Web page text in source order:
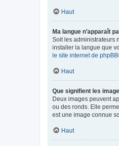
Haut
Ma langue n’apparaît
Soit les administrateurs
installer la langue que
le site internet de phpBB
Haut
Que signifient les
Deux images peuvent
ou des ronds. Elle
est une image connue
Haut